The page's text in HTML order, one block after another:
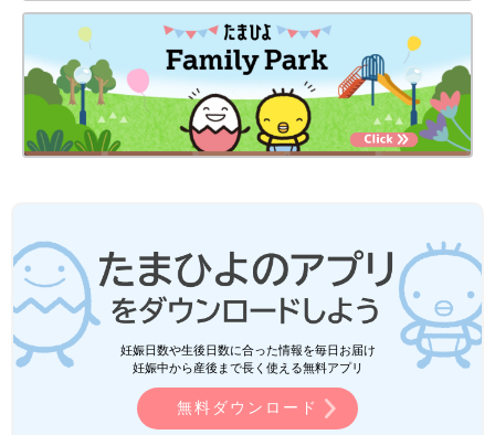
妊娠日数や生後日数に合った情報を毎日お届け
妊娠中から産後まで長く使える無料アプリ
無料ダウンロード